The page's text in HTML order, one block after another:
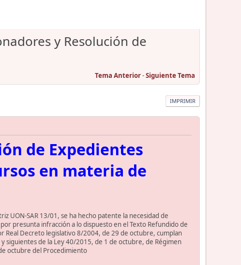
y Resolución de
Tema Anterior-Siguiente Tema
IMPRIMIR
de Expedientes
en materia de
UON-SAR 13/01, se ha hecho patente la necesidad de
presunta infracción a lo dispuesto en el Texto Refundido de
Real Decreto legislativo 8/2004, de 29 de octubre, cumplan
siguientes de la Ley 40/2015, de 1 de octubre, de Régimen
octubre del Procedimiento